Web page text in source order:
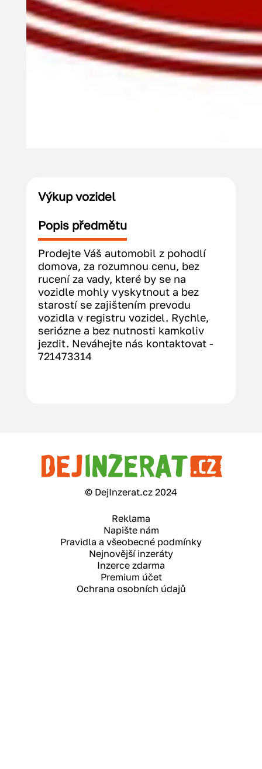
Výkup vozidel
Popis předmětu
Prodejte Váš automobil z pohodlí
domova, za rozumnou cenu, bez
rucení za vady, které by se na
vozidle mohly vyskytnout a bez
starostí se zajištením prevodu
vozidla v registru vozidel. Rychle,
seriózne a bez nutnosti kamkoliv
jezdit. Neváhejte nás kontaktovat -
721473314
© DejInzerat.cz 2024
Reklama
Napište nám
Pravidla a všeobecné podmínky
Nejnovější inzeráty
Inzerce zdarma
Premium účet
Ochrana osobních údajů